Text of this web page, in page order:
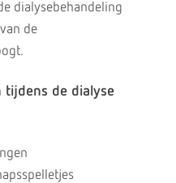
dialysebehandeling
de
tijdens de dialyse